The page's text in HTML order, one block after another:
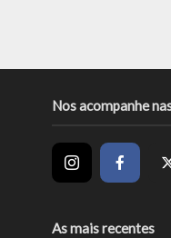
Nos acompanhe
As mais recentes